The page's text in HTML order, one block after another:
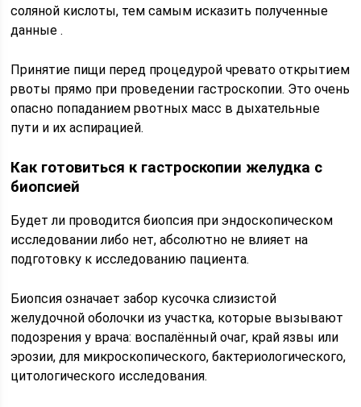
соляной кислоты, тем самым исказить полученные
данные .
Принятие пищи перед процедурой чревато открытием
рвоты прямо при проведении гастроскопии. Это очень
опасно попаданием рвотных масс в дыхательные
пути и их аспирацией.
Как готовиться к гастроскопии желудка с
биопсией
Будет ли проводится биопсия при эндоскопическом
исследовании либо нет, абсолютно не влияет на
подготовку к исследованию пациента.
Биопсия означает забор кусочка слизистой
желудочной оболочки из участка, которые вызывают
подозрения у врача: воспалённый очаг, край язвы или
эрозии, для микроскопического, бактериологического,
цитологического исследования.